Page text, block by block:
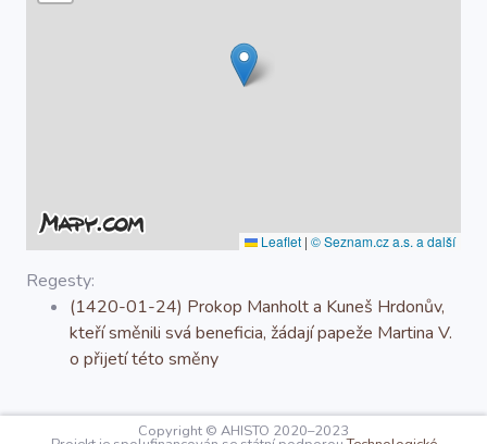
Leaflet | © Seznam.cz a.s. a další
Regesty:
(1420-01-24) Prokop Manholt a Kuneš Hrdonův,
kteří směnili svá beneficia, žádají papeže Martina V.
o přijetí této směny
Copyright © AHISTO 2020–2023